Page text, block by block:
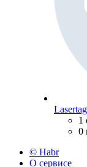
Lasertag
1
0
© Habr
О сервисе